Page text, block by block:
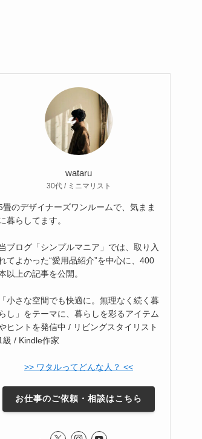
wataru
30代 / ミニマリスト
畳のデザイナーズワンルームで、気まま
暮らしてます。
ブログ「シンプルマニア」では、取り入
てよかった“愛用品紹介”を中心に、400
以上の記事を公開。
「小さな空間でも快適に。無理なく続く暮
らし」をテーマに、暮らしを彩るアイテム
ヒントを発信中 / リビングスタイリスト
級 / Kindle作家
>> ワタルってどんな人？ <<
お仕事のご依頼・相談はこちら